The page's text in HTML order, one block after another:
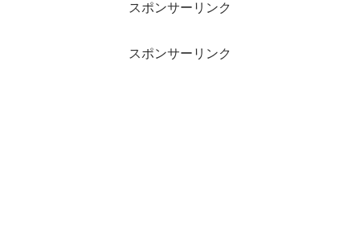
スポンサーリンク
スポンサーリンク